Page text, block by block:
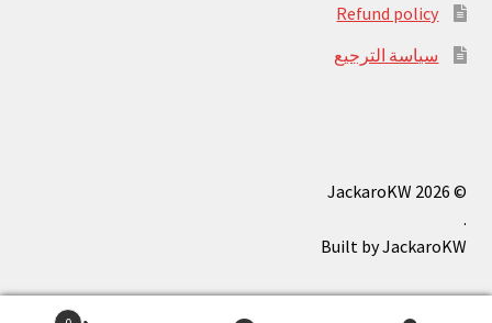
Refund policy
سياسة الترجيع
© JackaroKW 2026
.